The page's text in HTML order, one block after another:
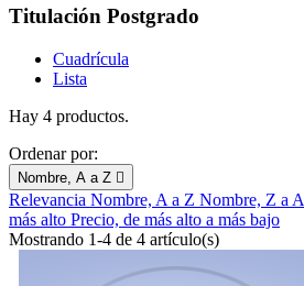
Titulación Postgrado
Cuadrícula
Lista
Hay 4 productos.
Ordenar por:
Nombre, A a Z 
Relevancia Nombre, A a Z Nombre, Z a A
más alto Precio, de más alto a más bajo
Mostrando 1-4 de 4 artículo(s)